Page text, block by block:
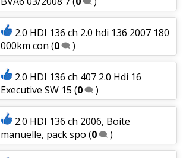
2.0 HDI 136 ch 2.0 hdi 136 2007 180
000km con (0 )
2.0 HDI 136 ch 407 2.0 Hdi 16
Executive SW 15 (0 )
2.0 HDI 136 ch 2006, Boite
manuelle, pack spo (0 )